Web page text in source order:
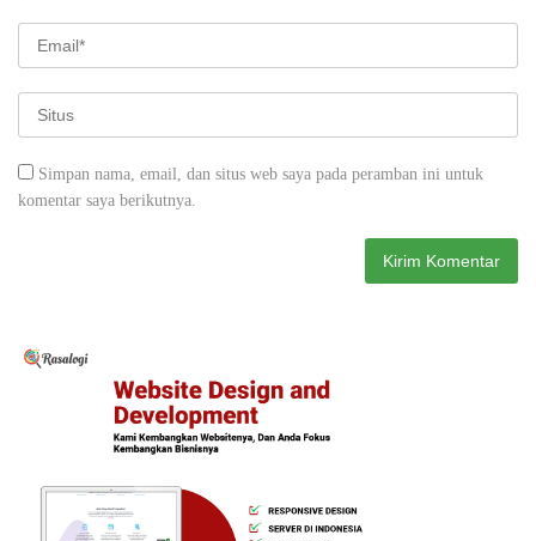
Simpan nama, email, dan situs web saya pada peramban ini untuk
komentar saya berikutnya.